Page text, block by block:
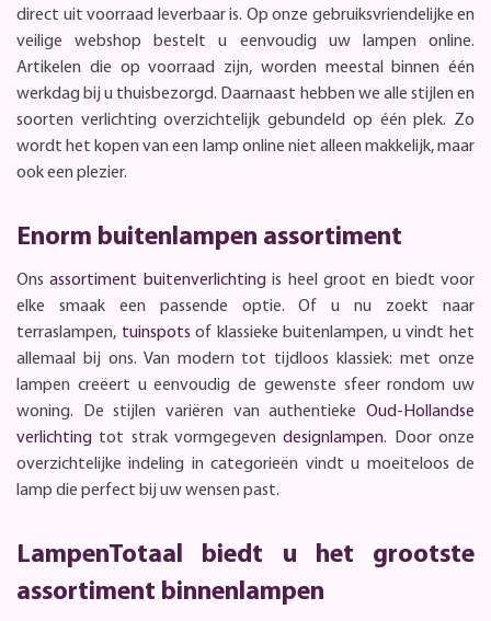
direct uit voorraad leverbaar is. Op onze gebruiksvriendelijke en
veilige webshop bestelt u eenvoudig uw lampen online.
Artikelen die op voorraad zijn, worden meestal binnen één
werkdag bij u thuisbezorgd. Daarnaast hebben we alle stijlen en
soorten verlichting overzichtelijk gebundeld op één plek. Zo
wordt het kopen van een lamp online niet alleen makkelijk, maar
ook een plezier.
Enorm buitenlampen assortiment
Onsassortiment buitenverlichtingis heel groot en biedt voor
elke smaak een passende optie. Of u nu zoekt naar
terraslampen, tuinspots of klassieke buitenlampen, u vindt het
allemaal bij ons. Van modern tot tijdloos klassiek: met onze
lampen creëert u eenvoudig de gewenste sfeer rondom uw
woning. De stijlen variëren van authentieke Oud-Hollandse
verlichting tot strak vormgegevendesignlampen. Door onze
overzichtelijke indeling in categorieën vindt u moeiteloos de
lamp die perfect bij uw wensen past.
LampenTotaal biedt u het grootste
assortiment binnenlampen